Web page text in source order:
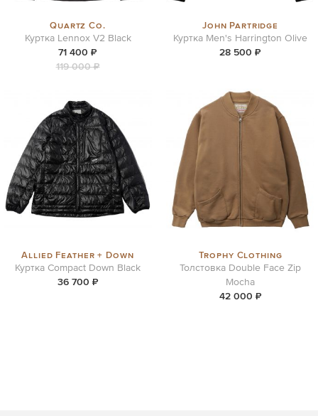
Quartz Co.
Куртка Lennox V2 Black
71 400 ₽
119 000 ₽
John Partridge
Куртка Men's Harrington Olive
28 500 ₽
Allied Feather + Down
Куртка Compact Down Black
36 700 ₽
Trophy Clothing
Толстовка Double Face Zip
Mocha
42 000 ₽